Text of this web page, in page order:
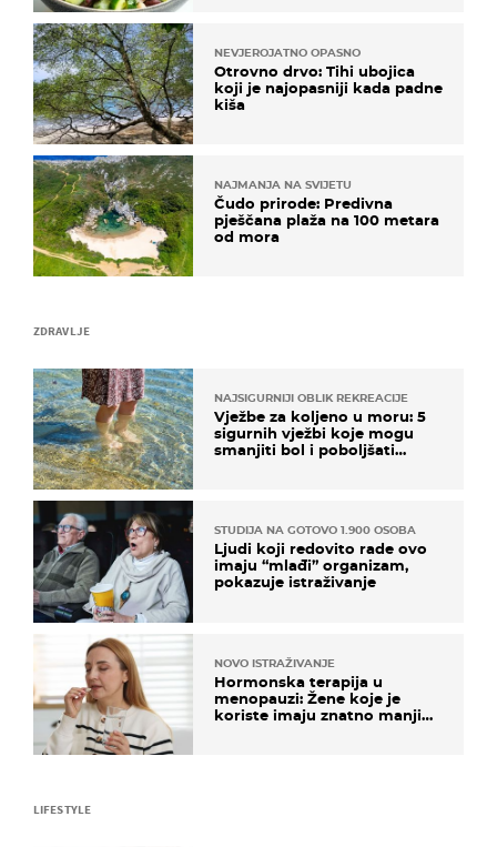
ZDRAVLJE
NAJSIGURNIJI OBLIK REKREACIJE
Vježbe za koljeno u moru: 5
sigurnih vježbi koje mogu
smanjiti bol i poboljšati
STUDIJA NA GOTOVO 1.900 OSOBA
Ljudi koji redovito rade ovo
imaju “mlađi” organizam,
pokazuje istraživanje
NOVO ISTRAŽIVANJE
Hormonska terapija u
menopauzi: Žene koje je
koriste imaju znatno manji
NEVJEROJATNO OPASNO
Otrovno drvo: Tihi ubojica
koji je najopasniji kada padne
kiša
NAJMANJA NA SVIJETU
Čudo prirode: Predivna
pješčana plaža na 100 metara
od mora
LIFESTYLE